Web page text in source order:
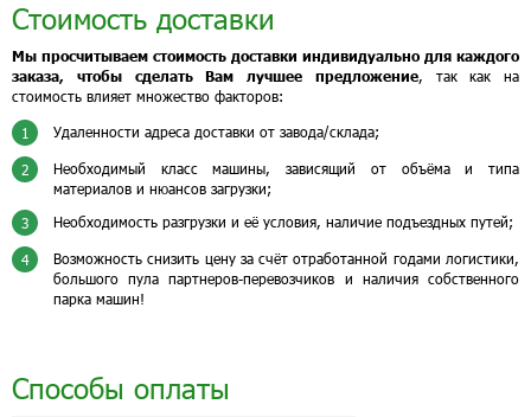
Стоимость доставки
Мы просчитываем стоимость доставки индивидуально для каждого
заказа, чтобы сделать Вам лучшее предложение, так как на
стоимость влияет множество факторов:
1 Удаленности адреса доставки от завода/склада;
2
Необходимый класс машины, зависящий от объёма и типа
материалов и нюансов загрузки;
3 Необходимость разгрузки и её условия, наличие подъездных путей;
4
Возможность снизить цену за счёт отработанной годами логистики,
большого пула партнеров-перевозчиков и наличия собственного
парка машин!
Способы оплаты